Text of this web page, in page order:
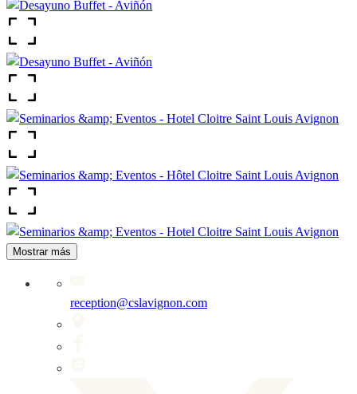
Mostrar más
reception@cslavignon.com